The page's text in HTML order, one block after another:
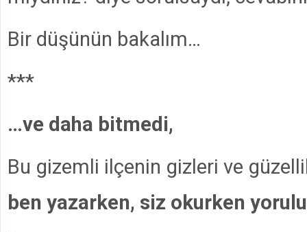
Bir düşünün bakalım…
***
…ve daha bitmedi,
Bu gizemli ilçenin gizleri ve
ben yazarken, siz okurken